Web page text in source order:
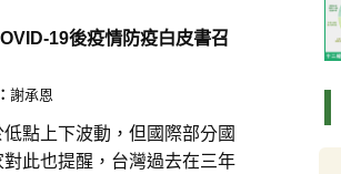
19後疫情防疫白皮書召
謝承恩
點上下波動，但國際部分國
此也提醒，台灣過去在三年